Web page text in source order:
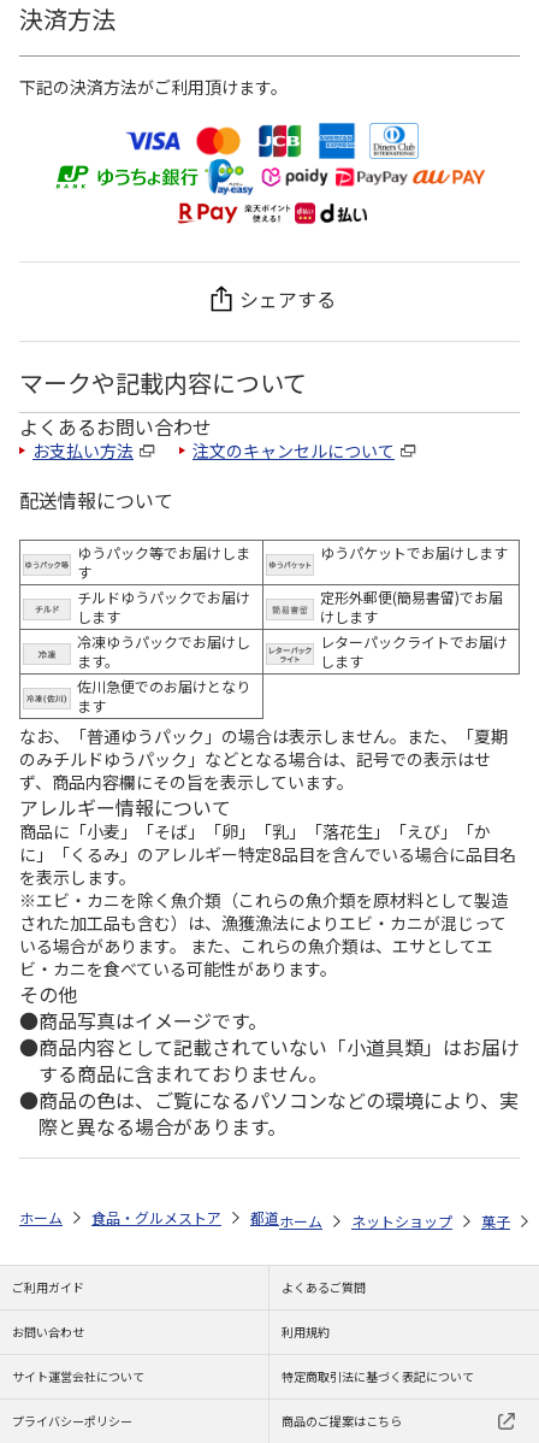
決済方法
下記の決済方法がご利用頂けます。
シェアする
マークや記載内容について
よくあるお問い合わせ
お支払い方法 注文のキャンセルについて
配送情報について
ゆうパック等でお届けしま
す
ゆうパケットでお届けします
チルドゆうパックでお届け
します
定形外郵便(簡易書留)でお届
けします
冷凍ゆうパックでお届けし
ます。
レターパックライトでお届け
します
佐川急便でのお届けとなり
ます
なお、「普通ゆうパック」の場合は表示しません。また、「夏期
のみチルドゆうパック」などとなる場合は、記号での表示はせ
ず、商品内容欄にその旨を表示しています。
アレルギー情報について
商品に「小麦」「そば」「卵」「乳」「落花生」「えび」「か
に」「くるみ」のアレルギー特定8品目を含んでいる場合に品目名
を表示します。
※エビ・カニを除く魚介類（これらの魚介類を原材料として製造
された加工品も含む）は、漁獲漁法によりエビ・カニが混じって
いる場合があります。 また、これらの魚介類は、エサとしてエ
ビ・カニを食べている可能性があります。
その他
商品写真はイメージです。
商品内容として記載されていない「小道具類」はお届け
する商品に含まれておりません。
商品の色は、ご覧になるパソコンなどの環境により、実
際と異なる場合があります。
ホーム 食品・グルメストア 都道府県から探す 新潟県 笹だんご
ホーム ネットショップ 菓子
ご利用ガイド よくあるご質問
お問い合わせ 利用規約
サイト運営会社について 特定商取引法に基づく表記について
プライバシーポリシー 商品のご提案はこちら